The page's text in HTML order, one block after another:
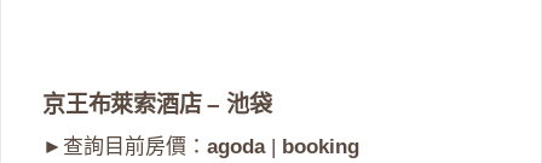
京王布萊索酒店 – 池袋
►查詢目前房價： agoda| booking